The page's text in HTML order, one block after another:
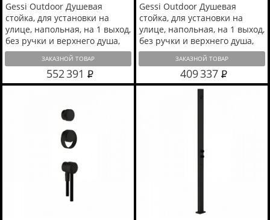
Gessi Outdoor Душевая
стойка, для установки на
улице, напольная, на 1 выход,
без ручки и верхнего душа,
цвет: Corten
ЗАКАЗНОЙ ТОВАР
552 391
Gessi Outdoor Душевая
стойка, для установки на
улице, напольная, на 1 выход,
без ручки и верхнего душа,
цвет: Steel Brushed
ЗАКАЗНОЙ ТОВАР
409 337